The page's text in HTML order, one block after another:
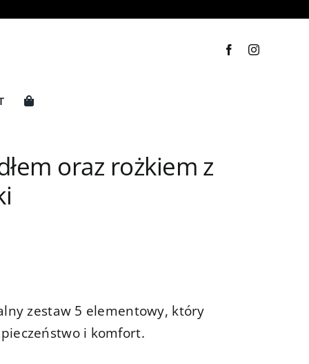
oraz rożkiem z
zestaw 5 elementowy, który
i komfort.